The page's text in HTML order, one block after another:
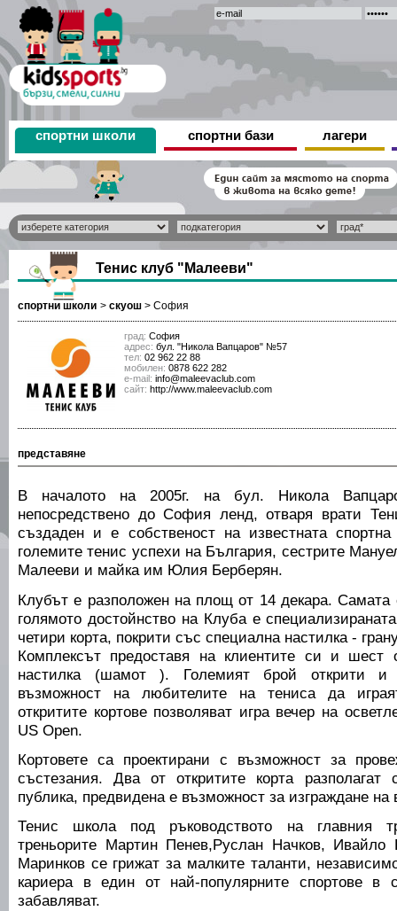
спортни школи спортни бази лагери
Тенис клуб "Малееви"
спортни школи > скуош > София
град: София
адрес: бул. "Никола Вапцаров" №57
тел: 02 962 22 88
мобилен: 0878 622 282
е-mail: info@maleevaclub.com
сайт: http://www.maleevaclub.com
представяне
В началото на 2005г. на бул. Никола
непосредствено до София ленд, отваря врати
създаден и е собственост на известната
големите тенис успехи на България, сестрите
Малееви и майка им Юлия Берберян.
Клубът е разположен на площ от 14 декара.
голямото достойнство на Клуба е
четири корта, покрити със специална настилка -
Комплексът предоставя на клиентите си и шест
настилка (шамот ). Големият брой открити и
възможност на любителите на тениса да
откритите кортове позволяват игра вечер на
US Open.
Кортовете са проектирани с възможност за
състезания. Два от откритите корта
публика, предвидена е възможност за изграждане
Тенис школа под ръководството на главния
треньорите Мартин Пенев,Руслан Начков,
Маринков се грижат за малките таланти,
кариера в един от най-популярните спортове в
забавляват.